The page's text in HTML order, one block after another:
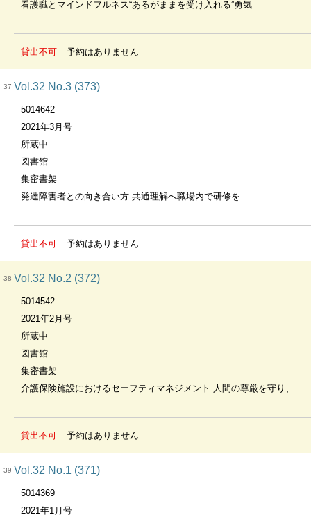
看護職とマインドフルネス“あるがままを受け入れる”勇気
貸出不可 予約はありません
37 Vol.32 No.3 (373)
5014642
2021年3月号
所蔵中
図書館
集密書架
発達障害者との向き合い方 共通理解へ職場内で研修を
貸出不可 予約はありません
38 Vol.32 No.2 (372)
5014542
2021年2月号
所蔵中
図書館
集密書架
介護保険施設におけるセーフティマネジメント 人間の尊厳を守り、危険を最小限に
貸出不可 予約はありません
39 Vol.32 No.1 (371)
5014369
2021年1月号